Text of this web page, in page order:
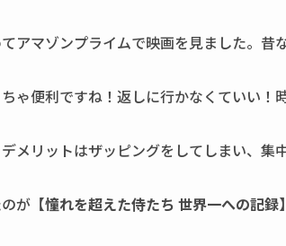
アマゾンプライムで映画を見ました。昔
ゃ便利ですね！返しに行かなくていい！
メリットはザッピングをしてしまい、集
が【憧れを超えた侍たち 世界一への記録